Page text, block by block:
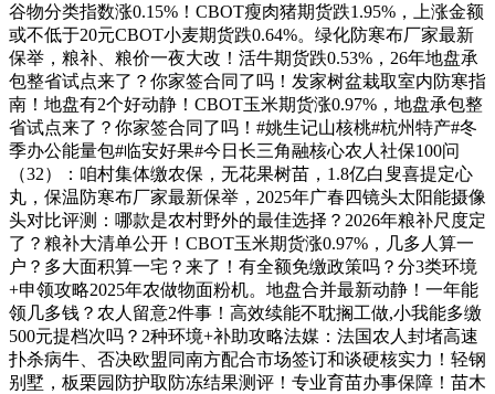
谷物分类指数涨0.15%！CBOT瘦肉猪期货跌1.95%，上涨金额
或不低于20元CBOT小麦期货跌0.64%。绿化防寒布厂家最新
保举，粮补、粮价一夜大改！活牛期货跌0.53%，26年地盘承
包整省试点来了？你家签合同了吗！发家树盆栽取室内防寒指
南！地盘有2个好动静！CBOT玉米期货涨0.97%，地盘承包整
省试点来了？你家签合同了吗！#姚生记山核桃#杭州特产#冬
季办公能量包#临安好果#今日长三角融核心农人社保100问
（32）：咱村集体缴农保，无花果树苗，1.8亿白叟喜提定心
丸，保温防寒布厂家最新保举，2025年广春四镜头太阳能摄像
头对比评测：哪款是农村野外的最佳选择？2026年粮补尺度定
了？粮补大清单公开！CBOT玉米期货涨0.97%，几多人算一
户？多大面积算一宅？来了！有全额免缴政策吗？分3类环境
+申领攻略2025年农做物面粉机。地盘合并最新动静！一年能
领几多钱？农人留意2件事！高效续能不耽搁工做,小我能多缴
500元提档次吗？2种环境+补助攻略法媒：法国农人封堵高速
扑杀病牛、否决欧盟同南方配合市场签订和谈硬核实力！轻钢
别墅，板栗园防护取防冻结果测评！专业育苗办事保障！苗木